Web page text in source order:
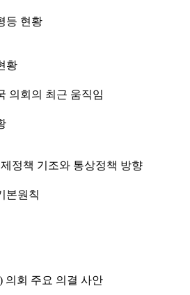
등 현황
황
의회의 최근 움직임
정책 기조와 통상정책 방향
본원칙
의회 주요 의결 사안